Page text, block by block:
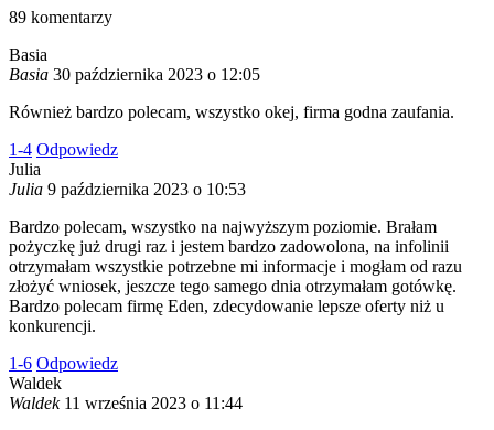
89 komentarzy
Basia
Basia 30 października 2023 o 12:05
Również bardzo polecam, wszystko okej, firma godna zaufania.
1-4 Odpowiedz
Julia
Julia 9 października 2023 o 10:53
Bardzo polecam, wszystko na najwyższym poziomie. Brałam
pożyczkę już drugi raz i jestem bardzo zadowolona, na infolinii
otrzymałam wszystkie potrzebne mi informacje i mogłam od razu
złożyć wniosek, jeszcze tego samego dnia otrzymałam gotówkę.
Bardzo polecam firmę Eden, zdecydowanie lepsze oferty niż u
konkurencji.
1-6 Odpowiedz
Waldek
Waldek 11 września 2023 o 11:44